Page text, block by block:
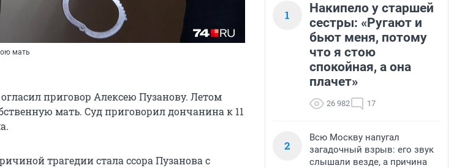
мать
приговор Алексею Пузанову. Летом
мать. Суд приговорил дончанина к 11
трагедии стала ссора Пузанова с
1
Накипело у старшей
сестры: «Ругают и
бьют меня, потому
что я стою
спокойная, а она
плачет»
26 982 17
2
Всю Москву напугал
загадочный взрыв: его звук
слышали везде, а причина